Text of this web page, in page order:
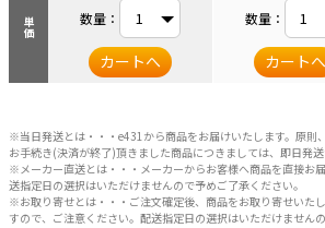
単価 数量：
カートへ
数量：
カートへ
※当日発送とは・・・e431から商品をお届けいたします。原則
お手続き(決済が終了)頂きました商品につきましては、即日発送
※メーカー直送とは・・・メーカーからお客様へ商品を直接お
送指定日の選択はいただけませんので予めご了承ください。
※お取り寄せとは・・・ご注文確定後、商品をお取り寄せいた
すので、ご注意ください。配送指定日の選択はいただけません